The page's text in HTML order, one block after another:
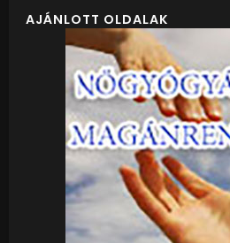
AJÁNLOTT OLDALAK